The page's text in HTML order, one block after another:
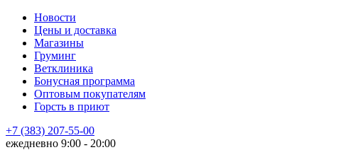
Новости
Цены и доставка
Магазины
Груминг
Ветклиника
Бонусная программа
Оптовым покупателям
Горсть в приют
+7 (383) 207-55-00
ежедневно 9:00 - 20:00